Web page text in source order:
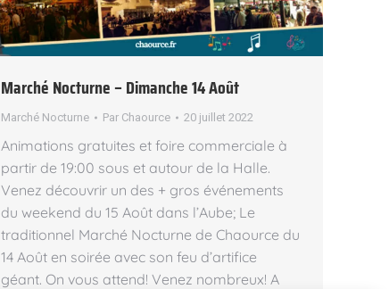
Marché Nocturne – Dimanche 14 Août
Marché Nocturne Par Chaource 20 juillet 2022
Animations gratuites et foire commerciale à
partir de 19:00 sous et autour de la Halle.
Venez découvrir un des + gros événements
du weekend du 15 Août dans l’Aube; Le
traditionnel Marché Nocturne de Chaource du
14 Août en soirée avec son feu d’artifice
géant. On vous attend! Venez nombreux! A